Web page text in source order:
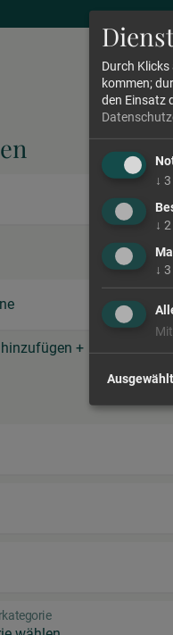
+
Durch
kommen;
den Einsatz
↓ 3
↓ 2
↓ 3